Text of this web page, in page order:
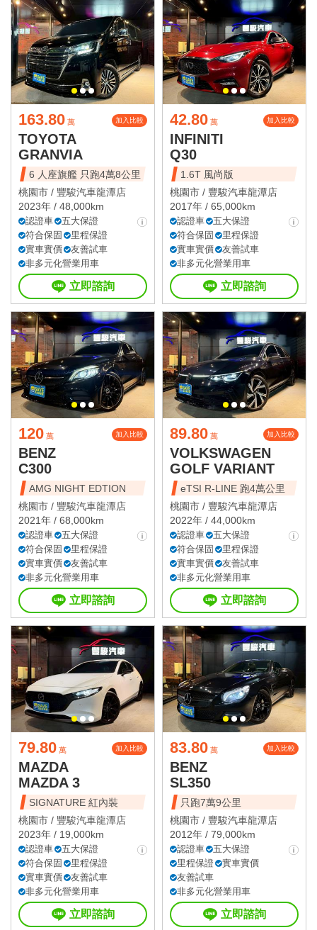
163.80 萬 加入比較
TOYOTA
GRANVIA
6 人座旗艦 只跑4萬8公里
桃園市 / 豐駿汽車龍潭店
2023年 / 48,000km
認證車
五大保證
符合保固
里程保證
實車實價
友善試車
非多元化營業用車
立即諮詢
42.80 萬 加入比較
INFINITI
Q30
1.6T 風尚版
桃園市 / 豐駿汽車龍潭店
2017年 / 65,000km
認證車
五大保證
符合保固
里程保證
實車實價
友善試車
非多元化營業用車
立即諮詢
120 萬 加入比較
BENZ
C300
AMG NIGHT EDTION
桃園市 / 豐駿汽車龍潭店
2021年 / 68,000km
認證車
五大保證
符合保固
里程保證
實車實價
友善試車
非多元化營業用車
立即諮詢
89.80 萬 加入比較
VOLKSWAGEN
GOLF VARIANT
eTSI R-LINE 跑4萬公里
桃園市 / 豐駿汽車龍潭店
2022年 / 44,000km
認證車
五大保證
符合保固
里程保證
實車實價
友善試車
非多元化營業用車
立即諮詢
79.80 萬 加入比較
MAZDA
MAZDA 3
SIGNATURE 紅內裝
桃園市 / 豐駿汽車龍潭店
2023年 / 19,000km
認證車
五大保證
符合保固
里程保證
實車實價
友善試車
非多元化營業用車
立即諮詢
83.80 萬 加入比較
BENZ
SL350
只跑7萬9公里
桃園市 / 豐駿汽車龍潭店
2012年 / 79,000km
認證車
五大保證
里程保證
實車實價
友善試車
非多元化營業用車
立即諮詢